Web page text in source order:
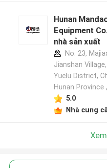
Hunan
Equipment
nhà sản xuất
No. 23,
Jianshan
Yuelu District,
Hunan Province
5.0
Nhà cung